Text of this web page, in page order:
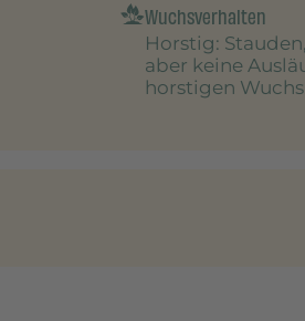
Wuchsverhalten
Horstig:
aber keine
horstigen Wuchs.